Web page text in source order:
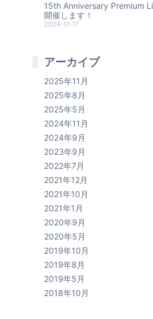
15th Anniversary Premium
開催します！
2024-11-17
アーカイブ
2025年11月
2025年8月
2025年5月
2024年11月
2024年9月
2023年9月
2022年7月
2021年12月
2021年10月
2021年1月
2020年9月
2020年5月
2019年10月
2019年8月
2019年5月
2018年10月